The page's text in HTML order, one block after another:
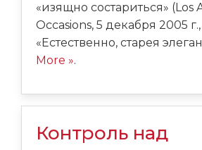
«изящно состариться» (Los
Occasions, 5 декабря 2005 г.,
«Естественно, старея
More ».
Контроль над